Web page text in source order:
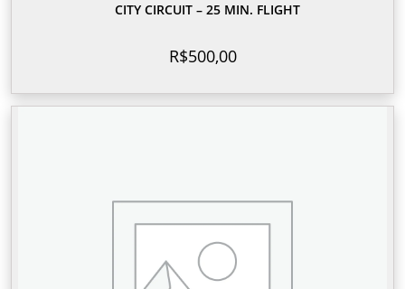
CITY CIRCUIT – 25 MIN. FLIGHT
R$500,00